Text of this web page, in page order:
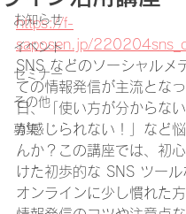
お知らせ
イベント
セミナー
その他
募集
https://f-
saposen.jp/
SNS などのソーシャルメ
ての情報発信が主流とな
日、「使い方が分からな
が感じられない！」など
んか？この講座では、初
けた初歩的な SNS ツール
オンラインに少し慣れた